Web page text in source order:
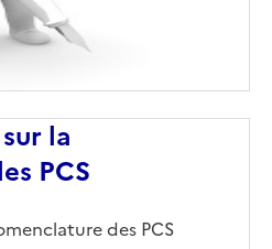
la
PCS
des PCS